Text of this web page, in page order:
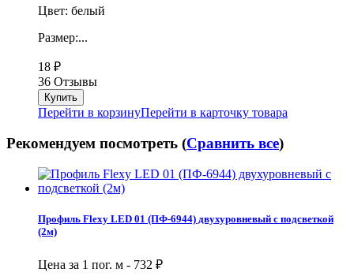
Цвет: белый
Размер:...
18 ₽
36 Отзывы
Перейти в корзинуПерейти в карточку товара
Рекомендуем посмотреть (Сравнить все)
Профиль Flexy LED 01 (ПФ-6944) двухуровневый с подсветкой
(2м)
Цена за 1 пог. м - 732 ₽